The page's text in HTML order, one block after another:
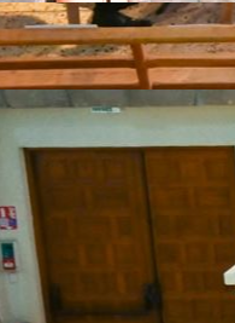
Aller au contenu